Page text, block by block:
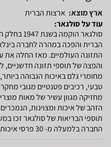
ארץ מוצא: ארצות הברית
עוד על סולגאר:
סולגאר
הברית והפכה במהרה לחברה
התזונה העולמיים. מאז החלה
והפצה של תוספי תזונה חדשניים,
מחומרי גלם באיכות הגבוהה
טבעי, רכיבים פטנטיים מגובי
מחזיקה מגוון עשיר של מאות
החברה בלמעלה מ- 30 פרסי איכות עבור מוצרים וקטגוריות נבחרות.